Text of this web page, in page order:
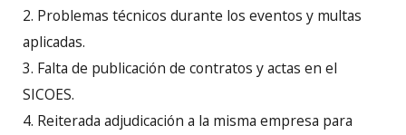
2. Problemas técnicos durante los eventos y multas
aplicadas.
3. Falta de publicación de contratos y actas en el
SICOES.
4. Reiterada adjudicación a la misma empresa para